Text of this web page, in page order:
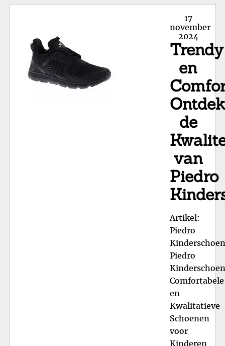
Posted
on
17
november
2024
Trendy
en
Ontdek
de
van
Piedro
Artikel:
Piedro
Piedro
Comfortabele
en
Kwalitatieve
Schoenen
voor
Kinderen